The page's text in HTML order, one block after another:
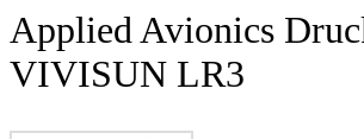
Applied Avionics
VIVISUN LR3